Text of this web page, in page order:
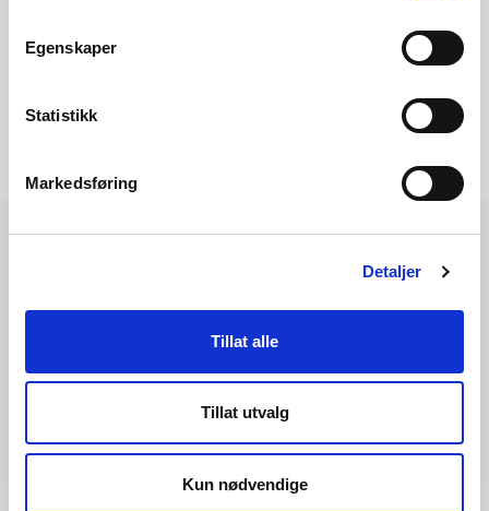
Egenskaper
Statistikk
Markedsføring
Detaljer
Tillat alle
Tillat utvalg
Kun nødvendige